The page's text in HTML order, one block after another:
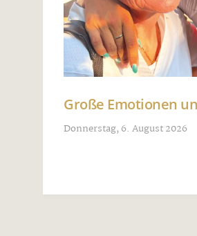
Große Emotionen
Donnerstag, 6. August 2026